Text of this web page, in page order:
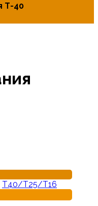
Т-40
Т40/Т25/Т16